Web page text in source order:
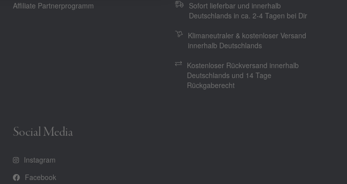
Affiliate Partnerprogramm
Sofort lieferbar und innerhalb
Deutschlands in ca. 2-4 Tagen bei Dir
Klimaneutraler & kostenloser Versand
innerhalb Deutschlands
Kostenloser Rückversand innerhalb
Deutschlands und 14 Tage
Rückgaberecht
Social Media
Instagram
Facebook